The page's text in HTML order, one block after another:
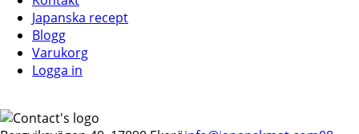
Japanska recept
Blogg
Varukorg
Logga in